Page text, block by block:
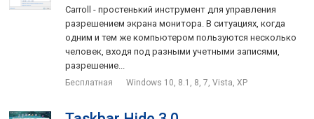
Carroll - простенький инструмент для управления
разрешением экрана монитора. В ситуациях, когда
одним и тем же компьютером пользуются несколько
человек, входя под разными учетными записями,
разрешение...
Бесплатная Windows 10, 8.1, 8, 7, Vista, XP